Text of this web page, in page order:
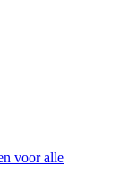
voor alle